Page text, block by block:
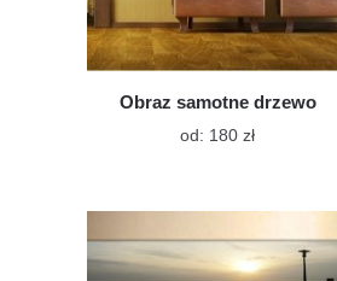
Obraz samotne drzewo
od: 180 złTen
wiele
wariantów.
Opcje